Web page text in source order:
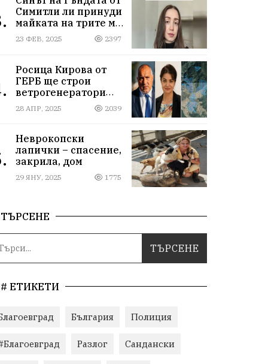
Симитли ли принуди
майката на трите му
деца да се самоубие?
Къде са
23 ФЕВ, 2025 2397
Росица Кирова от
ГЕРБ ще строи
ветрогенератори
върху пасища в
Осоговската планина
28 АПР, 2025 2039
Неврокопски
лапички – спасение,
закрила, дом
29 ЯНУ, 2025 1775
ТЪРСЕНЕ
# ЕТИКЕТИ
България Полиция
Разлог Сандански